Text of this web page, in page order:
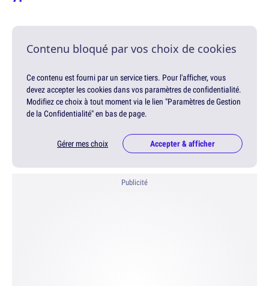
Contenu bloqué par vos choix de cookies
Ce contenu est fourni par un service tiers. Pour l'afficher, vous
devez accepter les cookies dans vos paramètres de confidentialité.
Modifiez ce choix à tout moment via le lien "Paramètres de Gestion
de la Confidentialité" en bas de page.
Gérer mes choix Accepter & afficher
Publicité